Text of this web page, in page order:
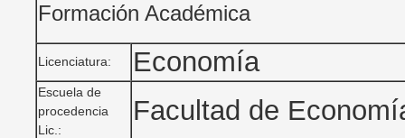
Formación Académica
Licenciatura: Economía
Escuela de
procedencia
Lic.:
Facultad de